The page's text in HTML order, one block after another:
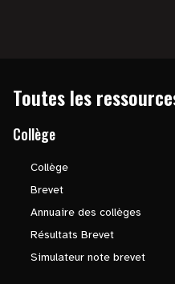
Toutes les
Collège
Collège
Brevet
Annuaire des collèges
Résultats Brevet
Simulateur note brevet